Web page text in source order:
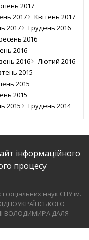
2017
2017
Квітень 2017
2017
Грудень 2016
2016
2016
2016
Лютий 2016
2015
2015
2015
2015 Грудень 2014
інформаційного
процесу
соціальних наук СНУ ім.
ВОЛОДИМИРА ДАЛЯ